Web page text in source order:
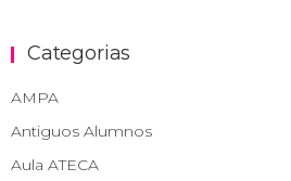
Categorias
AMPA
Antiguos Alumnos
Aula ATECA